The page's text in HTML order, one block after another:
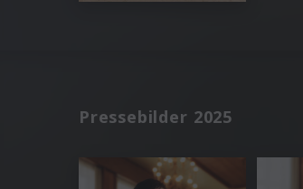
Pressebilder 2025